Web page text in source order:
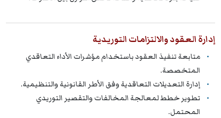
إدارة العقود والالتزامات التوريدية
متابعة تنفيذ العقود باستخدام مؤشرات الأداء التعاقدي
المتخصصة.
إدارة التعديلات التعاقدية وفق الأطر القانونية والتنظيمية.
تطوير خطط لمعالجة المخالفات والتقصير التوريدي
المحتمل.